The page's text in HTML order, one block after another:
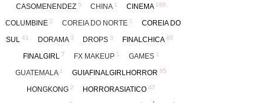
CASOMENENDEZ 5 CHINA 1 CINEMA 166
COLUMBINE 2 COREIA DO NORTE 1
COREIA DO
SUL 41 DORAMA3 DROPS 3 FINALCHICA40
FINALGIRL 7 FX MAKEUP 1 GAMES 1
GUATEMALA 1 GUIAFINALGIRLHORROR 85
HONGKONG 2 HORRORASIATICO 47